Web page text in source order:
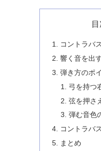
コントラバ
響く音を出
弾き方のポ
弓を持つ
弦を押さ
弾む音色
コントラバ
まとめ